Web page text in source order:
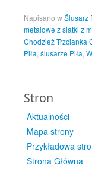
Napisano wŚlusarz
metalowe z siatki z
Chodzież Trzcianka
Piła ślusarze Piła
Stron
Aktualności
Mapa strony
Przykładowa
Strona Główna